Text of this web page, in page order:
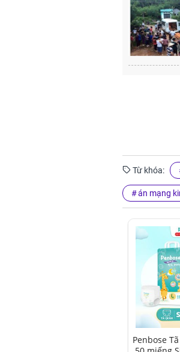
Từ khóa:
án mạng
Penbose